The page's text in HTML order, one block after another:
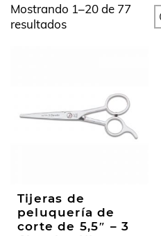
Mostrando 1–20 de 77
resultados
Tijeras de
peluquería de
corte de 5,5″ – 3